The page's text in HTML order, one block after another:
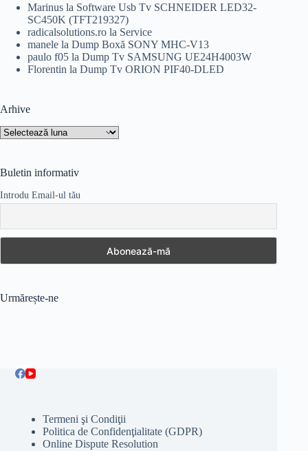
Marinus la Software Usb Tv SCHNEIDER LED32-
SC450K (TFT219327)
radicalsolutions.ro la Service
manele la Dump Boxă SONY MHC-V13
paulo f05 la Dump Tv SAMSUNG UE24H4003W
Florentin la Dump Tv ORION PIF40-DLED
Arhive
Arhive
Buletin informativ
Introdu Email-ul tău
Urmărește-ne
Termeni şi Condiţii
Politica de Confidenţialitate (GDPR)
Online Dispute Resolution